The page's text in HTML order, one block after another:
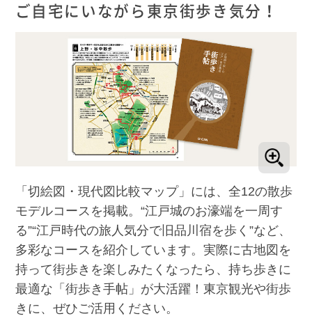
ご自宅にいながら東京街歩き気分！
「切絵図・現代図比較マップ」には、全12の散歩
モデルコースを掲載。“江戸城のお濠端を一周す
る”“江戸時代の旅人気分で旧品川宿を歩く”など、
多彩なコースを紹介しています。実際に古地図を
持って街歩きを楽しみたくなったら、持ち歩きに
最適な「街歩き手帖」が大活躍！東京観光や街歩
きに、ぜひご活用ください。